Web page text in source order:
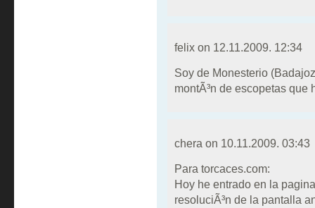
felix on 12.11.2009. 12:34
Soy de Monesterio
montÃ³n de escopetas que
chera on 10.11.2009. 03:43
Para torcaces.com:
Hoy he entrado en la
resoluciÃ³n de la pantalla